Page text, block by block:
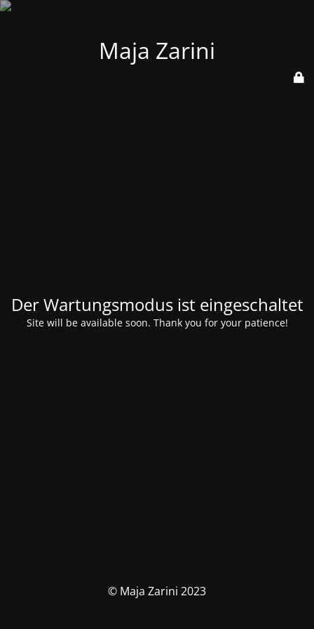
Maja Zarini
Der Wartungsmodus ist eingeschaltet
Site will be available soon. Thank you for your patience!
© Maja Zarini 2023